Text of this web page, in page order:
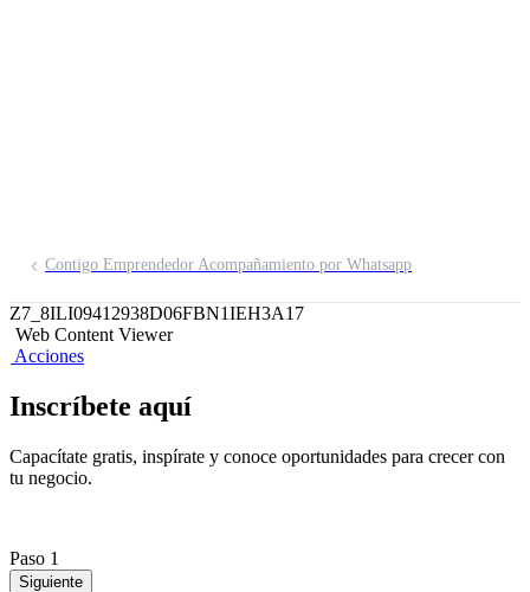
Contigo Emprendedor Acompañamiento por Whatsapp
Z7_8ILI09412938D06FBN1IEH3A17
Web Content Viewer
Acciones
Inscríbete aquí
Capacítate gratis, inspírate y conoce oportunidades para crecer con
tu negocio.​
Paso 1
Siguiente